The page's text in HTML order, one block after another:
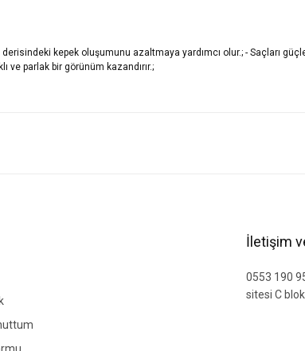
kepek oluşumunu azaltmaya yardımcı olur.; - Saçları
ve parlak bir görünüm kazandırır.;
İletişim
0553 190
sitesi C